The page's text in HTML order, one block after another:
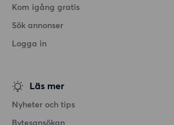
Kom igång gratis
Sök annonser
Logga in
Läs mer
Nyheter och tips
Bytesansökan